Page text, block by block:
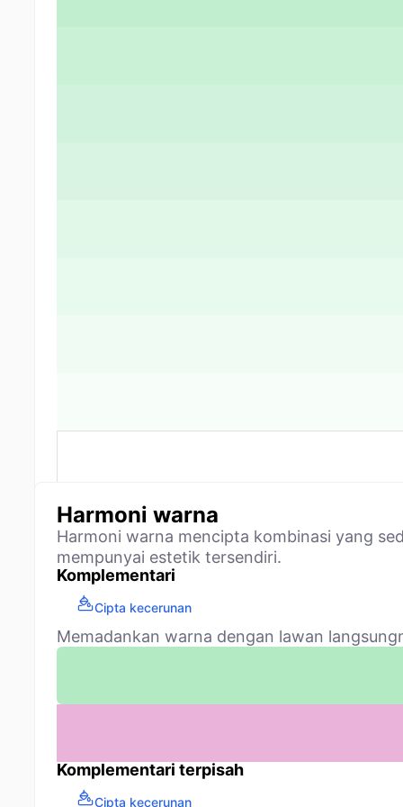
Harmoni warna
Harmoni warna mencipta kombinasi yang
mempunyai estetik tersendiri.
Komplementari
Cipta kecerunan
Memadankan warna dengan lawan
Komplementari terpisah
Cipta kecerunan